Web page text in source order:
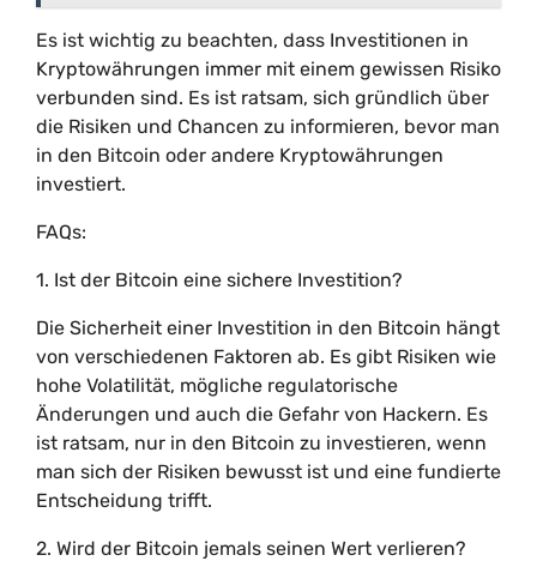
Es ist wichtig zu beachten, dass Investitionen in
Kryptowährungen immer mit einem gewissen Risiko
verbunden sind. Es ist ratsam, sich gründlich über
die Risiken und Chancen zu informieren, bevor man
in den Bitcoin oder andere Kryptowährungen
investiert.
FAQs:
1. Ist der Bitcoin eine sichere Investition?
Die Sicherheit einer Investition in den Bitcoin hängt
von verschiedenen Faktoren ab. Es gibt Risiken wie
hohe Volatilität, mögliche regulatorische
Änderungen und auch die Gefahr von Hackern. Es
ist ratsam, nur in den Bitcoin zu investieren, wenn
man sich der Risiken bewusst ist und eine fundierte
Entscheidung trifft.
2. Wird der Bitcoin jemals seinen Wert verlieren?